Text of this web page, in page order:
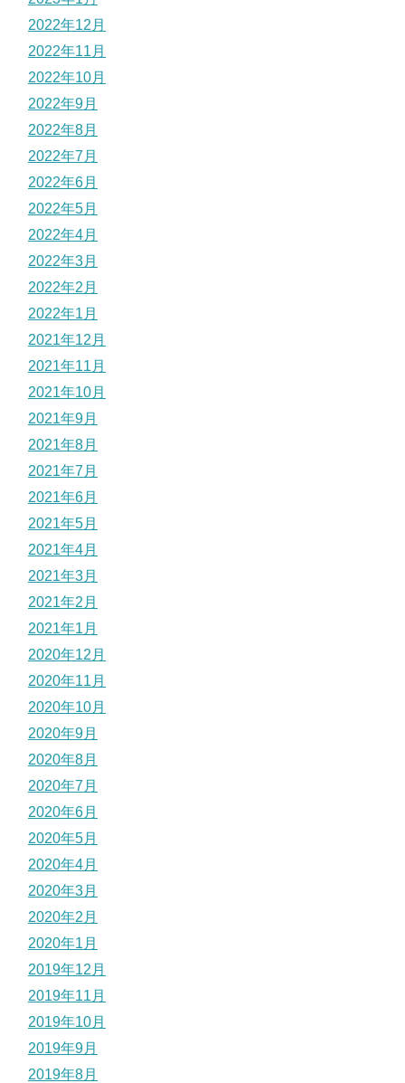
2022年12月
2022年11月
2022年10月
2022年9月
2022年8月
2022年7月
2022年6月
2022年5月
2022年4月
2022年3月
2022年2月
2022年1月
2021年12月
2021年11月
2021年10月
2021年9月
2021年8月
2021年7月
2021年6月
2021年5月
2021年4月
2021年3月
2021年2月
2021年1月
2020年12月
2020年11月
2020年10月
2020年9月
2020年8月
2020年7月
2020年6月
2020年5月
2020年4月
2020年3月
2020年2月
2020年1月
2019年12月
2019年11月
2019年10月
2019年9月
2019年8月